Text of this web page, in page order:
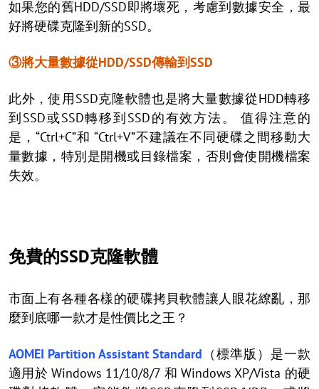
如果您的舊HDD/SSD即將壞死，考慮到數據安全，最
好將硬碟克隆到新的SSD。
③將大量數據從HDD/SSD傳輸到SSD
此外，使用SSD克隆軟體也是將大量數據從HDD轉移
到SSD或SSD轉移到SSD的有效方法。 值得注意的
是，“Ctrl+C”和 “Ctrl+V”不建議在不同硬碟之間移動大
量數據，特別是開機或目錄檔案，否則會使開機檔案
失效。
免費的SSD克隆軟體
市面上有各種各樣的硬碟拷貝軟體讓人眼花繚亂，那
麼到底哪一款才是性價比之王？
AOMEI Partition Assistant Standard （標準版）是一款
適用於 Windows 11/10/8/7 和 Windows XP/Vista 的硬